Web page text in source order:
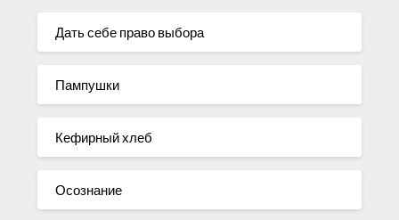
Дать себе право выбора
Пампушки
Кефирный хлеб
Осознание